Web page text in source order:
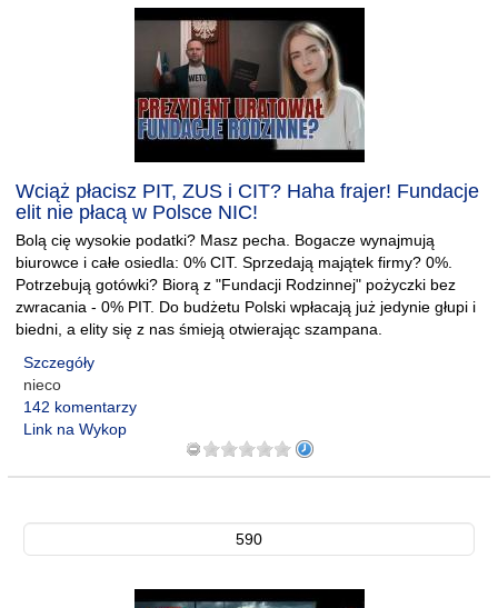
Wciąż płacisz PIT, ZUS i CIT? Haha frajer! Fundacje
elit nie płacą w Polsce NIC!
Bolą cię wysokie podatki? Masz pecha. Bogacze wynajmują
biurowce i całe osiedla: 0% CIT. Sprzedają majątek firmy? 0%.
Potrzebują gotówki? Biorą z "Fundacji Rodzinnej" pożyczki bez
zwracania - 0% PIT. Do budżetu Polski wpłacają już jedynie głupi i
biedni, a elity się z nas śmieją otwierając szampana.
Szczegóły
nieco
142 komentarzy
Link na Wykop
590